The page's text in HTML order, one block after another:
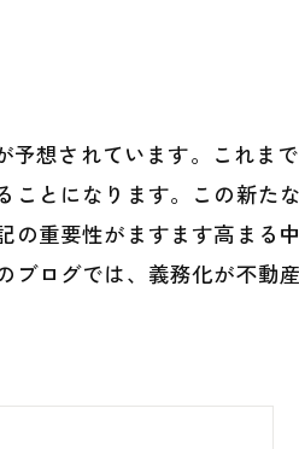
想されています。これま
とになります。この新た
重要性がますます高まる
ログでは、義務化が不動